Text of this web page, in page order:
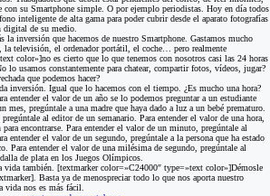
con su Smartphone simple. O por ejemplo periodistas. Hoy en día todos
inteligente de alta gama para poder cubrir desde el aparato fotografías
de su medio.
la inversión que hacemos de nuestro Smartphone. Gastamos mucho
la televisión, el ordenador portátil, el coche… pero realmente
color»]no es cierto que lo que tenemos con nosotros casi las 24 horas
lo usamos constantemente para chatear, compartir fotos, vídeos, jugar?
que podemos hacer?
inversión. Igual que lo hacemos con el tiempo. ¿Es mucho una hora?
entender el valor de un año se lo podemos preguntar a un estudiante
mes, pregúntale a una madre que haya dado a luz a un bebé prematuro.
al editor de un semanario. Para entender el valor de una hora,
para encontrarse. Para entender el valor de un minuto, pregúntale al
entender el valor de un segundo, pregúntale a la persona que ha estado
Para entender el valor de una milésima de segundo, pregúntale al
de plata en los Juegos Olímpicos.
también. [textmarker color=»C24000″ type=»text color»]Démosle
Basta ya de menospreciar todo lo que nos aporta nuestro
nos es más fácil.